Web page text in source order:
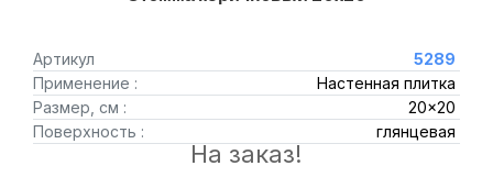
Артикул
5289
Применение :
Настенная плитка
Размер, см :
20x20
Поверхность :
глянцевая
На заказ!